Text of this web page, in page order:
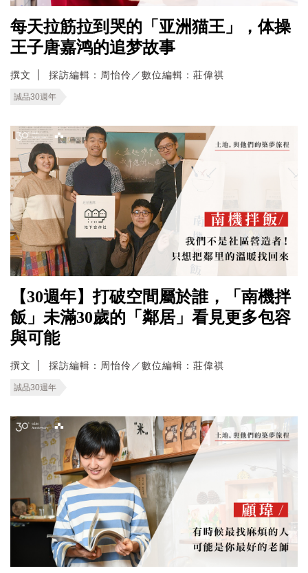
每天拉筋拉到哭的「亚洲猫王」，体操
王子唐嘉鸿的追梦故事
撰文 採訪編輯：周怡伶／數位編輯：莊偉祺
誠品30週年
【30週年】打破空間屬於誰，「南機拌
飯」未滿30歲的「鄰居」看見更多包容
與可能
撰文 採訪編輯：周怡伶／數位編輯：莊偉祺
誠品30週年